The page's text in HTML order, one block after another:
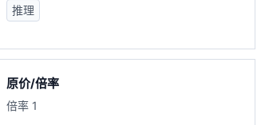
推理
原价/倍率
倍率 1